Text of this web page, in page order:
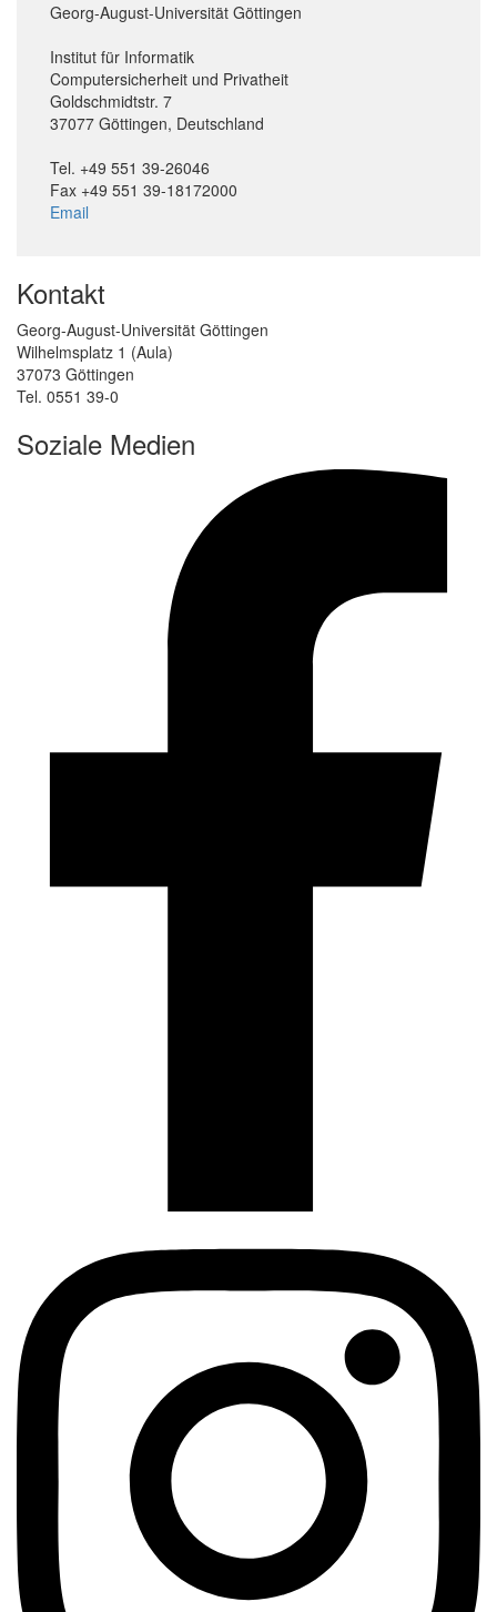
Georg-August-Universität Göttingen
Institut für Informatik
Computersicherheit und Privatheit
Goldschmidtstr. 7
37077 Göttingen, Deutschland
Tel. +49 551 39-26046
Fax +49 551 39-18172000
Email
Kontakt
Georg-August-Universität Göttingen
Wilhelmsplatz 1 (Aula)
37073 Göttingen
Tel. 0551 39-0
Soziale Medien